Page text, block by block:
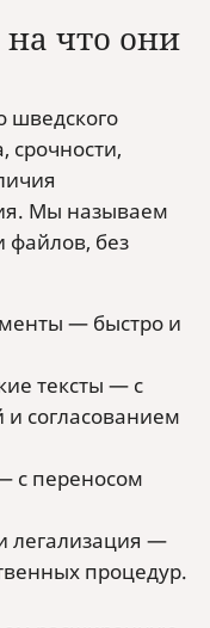
на что они
шведского
срочности,
Мы называем
файлов, без
— быстро и
тексты — с
согласованием
с переносом
легализация —
процедур.